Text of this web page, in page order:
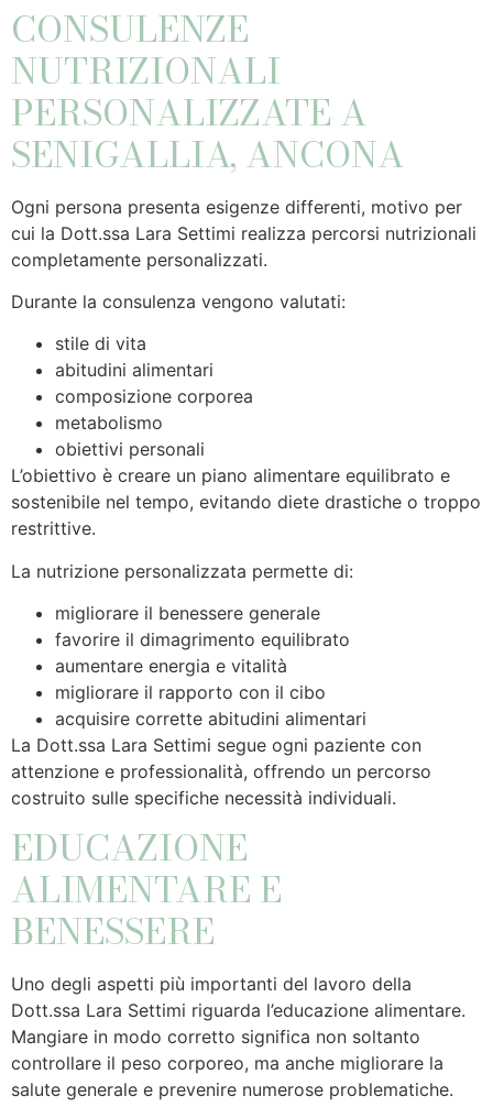
CONSULENZE
NUTRIZIONALI
PERSONALIZZATE A
SENIGALLIA, ANCONA
Ogni persona presenta esigenze differenti, motivo per
cui la Dott.ssa Lara Settimi realizza percorsi nutrizionali
completamente personalizzati.
Durante la consulenza vengono valutati:
stile di vita
abitudini alimentari
composizione corporea
metabolismo
obiettivi personali
L’obiettivo è creare un piano alimentare equilibrato e
sostenibile nel tempo, evitando diete drastiche o troppo
restrittive.
La nutrizione personalizzata permette di:
migliorare il benessere generale
favorire il dimagrimento equilibrato
aumentare energia e vitalità
migliorare il rapporto con il cibo
acquisire corrette abitudini alimentari
La Dott.ssa Lara Settimi segue ogni paziente con
attenzione e professionalità, offrendo un percorso
costruito sulle specifiche necessità individuali.
EDUCAZIONE
ALIMENTARE E
BENESSERE
Uno degli aspetti più importanti del lavoro della
Dott.ssa Lara Settimi riguarda l’educazione alimentare.
Mangiare in modo corretto significa non soltanto
controllare il peso corporeo, ma anche migliorare la
salute generale e prevenire numerose problematiche.